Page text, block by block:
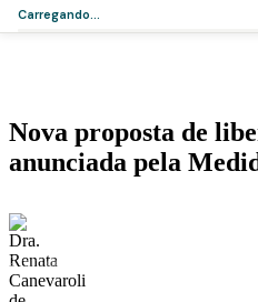
Home>Artigos
Medida Provisória nº 889
Nova proposta de
anunciada pela
2 min de leitura
Carregando...